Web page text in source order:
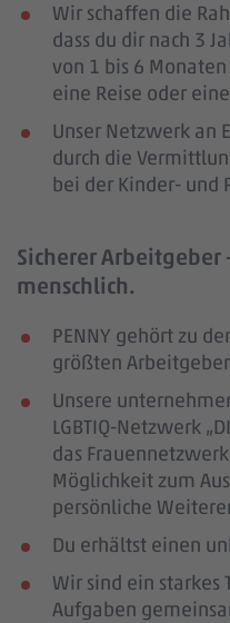
Wir schaffen die
dass du dir nach 3
von 1 bis 6
eine Reise oder
Unser Netzwerk an
durch die
bei der Kinder- und
Sicherer
menschlich.
PENNY gehört zu
größten
Unsere
LGBTIQ-Netzwerk
das
Möglichkeit zum
persönliche
Du erhältst einen
Wir sind ein
Aufgaben